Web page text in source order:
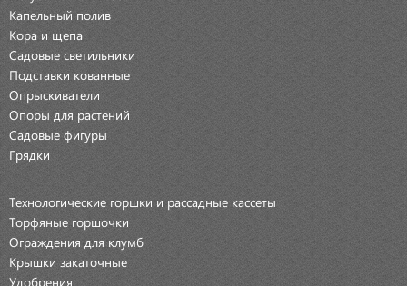
Капельный полив
Кора и щепа
Садовые светильники
Подставки кованные
Опрыскиватели
Опоры для растений
Садовые фигуры
Грядки
Технологические горшки и рассадные кассеты
Торфяные горшочки
Ограждения для клумб
Крышки закаточные
Удобрения